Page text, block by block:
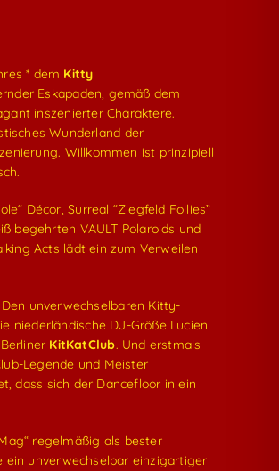
* dem Kitty
Eskapaden, gemäß dem
inszenierter Charaktere.
Wunderland der
Willkommen ist prinzipiell
Décor, Surreal “Ziegfeld Follies”
begehrten VAULT Polaroids und
Acts lädt ein zum Verweilen
unverwechselbaren Kitty-
niederländische DJ-Größe Lucien
KitKatClub. Und erstmals
Legende und Meister
dass sich der Dancefloor in ein
regelmäßig als bester
ein unverwechselbar einzigartiger